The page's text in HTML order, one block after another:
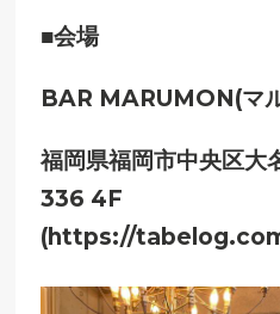
■会場
BAR MARUMON(マ
福岡県福岡市中央区大
336 4F
(https://